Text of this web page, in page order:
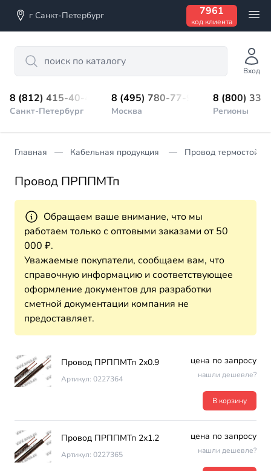
г Санкт-Петербург 7961
код клиента
Search
Вход
8 (812) 415-40-45
Санкт-Петербург
8 (495) 780-77-98
Москва
8 (800)
Регионы
Главная Кабельная продукция Провод
Провод ПРППМТп
Обращаем ваше внимание, что мы
работаем только с оптовыми заказами от 50
000 ₽.
Уважаемые покупатели, сообщаем вам, что
справочную информацию и соответствующее
оформление документов для разработки
сметной документации компания не
предоставляет.
Провод ПРППМТп 2х0.9
Артикул: 0227364
цена по запросу
нашли дешевле?
В корзину
Провод ПРППМТп 2х1.2
Артикул: 0227365
цена по запросу
нашли дешевле?